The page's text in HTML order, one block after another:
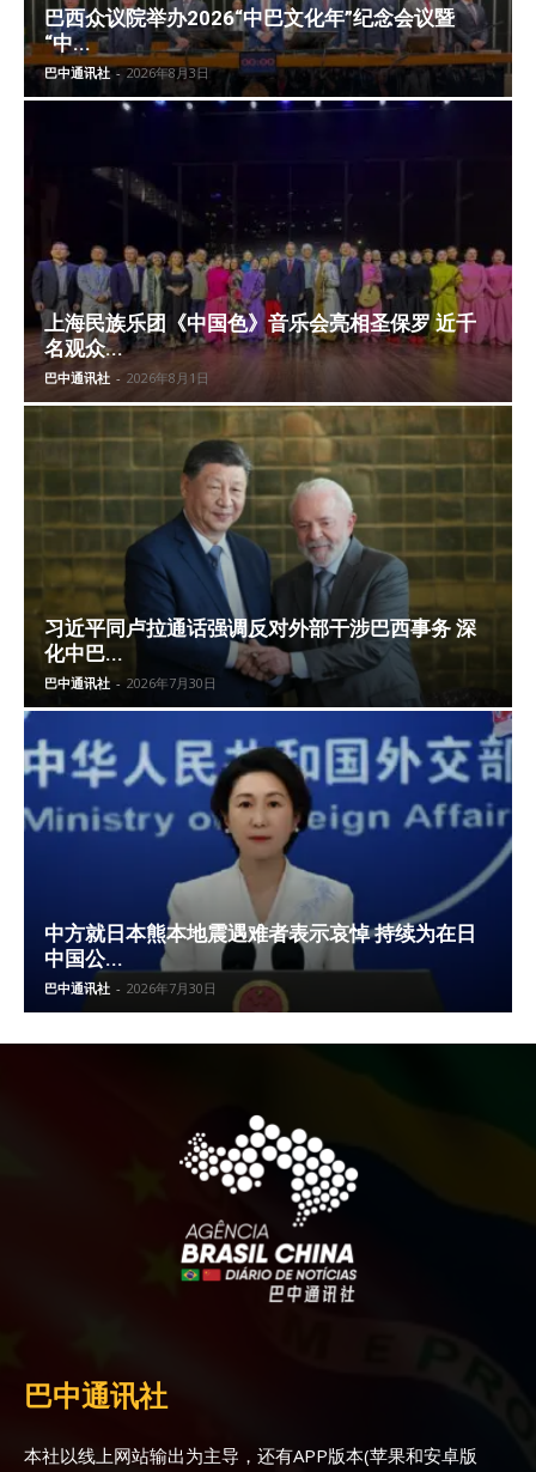
巴西众议院举办2026“中巴文化年”纪念会议暨
“中...
巴中通讯社 - 2026年8月3日
上海民族乐团《中国色》音乐会亮相圣保罗 近千
名观众...
巴中通讯社 - 2026年8月1日
习近平同卢拉通话强调反对外部干涉巴西事务 深
化中巴...
巴中通讯社 - 2026年7月30日
中方就日本熊本地震遇难者表示哀悼 持续为在日
中国公...
巴中通讯社 - 2026年7月30日
巴中通讯社
本社以线上网站输出为主导，还有APP版本(苹果和安卓版